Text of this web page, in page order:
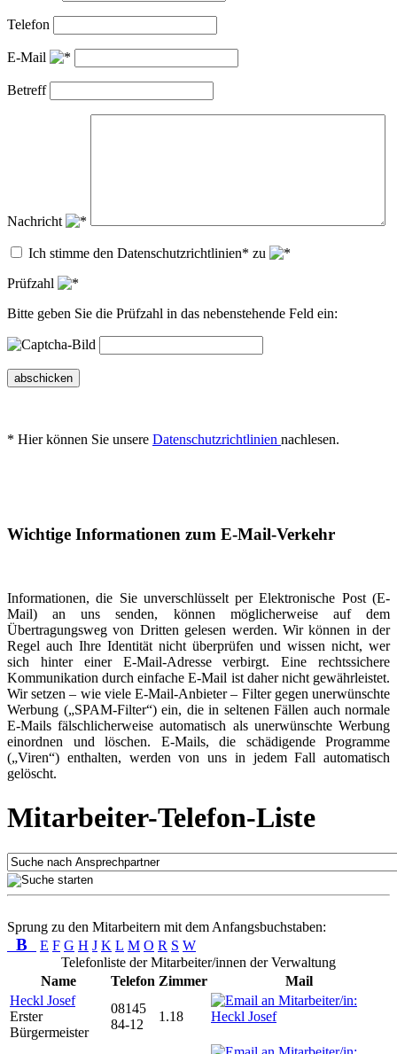
Telefon
E-Mail
Betreff
Nachricht
Ich stimme den Datenschutzrichtlinien* zu
Prüfzahl
Bitte geben Sie die Prüfzahl in das nebenstehende Feld ein:
abschicken
* Hier können Sie unsere Datenschutzrichtlinien nachlesen.
Wichtige Informationen zum E-Mail-Verkehr
Informationen, die Sie unverschlüsselt per Elektronische Post (E-
Mail) an uns senden, können möglicherweise auf dem
Übertragungsweg von Dritten gelesen werden. Wir können in der
Regel auch Ihre Identität nicht überprüfen und wissen nicht, wer
sich hinter einer E-Mail-Adresse verbirgt. Eine rechtssichere
Kommunikation durch einfache E-Mail ist daher nicht gewährleistet.
Wir setzen – wie viele E-Mail-Anbieter – Filter gegen unerwünschte
Werbung („SPAM-Filter“) ein, die in seltenen Fällen auch normale
E-Mails fälschlicherweise automatisch als unerwünschte Werbung
einordnen und löschen. E-Mails, die schädigende Programme
(„Viren“) enthalten, werden von uns in jedem Fall automatisch
gelöscht.
Mitarbeiter-Telefon-Liste
Sprung zu den Mitarbeitern mit dem Anfangsbuchstaben:
B E F G H J K L M O R S W
Telefonliste der Mitarbeiter/innen der Verwaltung
Name
Telefon Zimmer
Mail
Heckl Josef
Erster
Bürgermeister
08145
84-12
1.18